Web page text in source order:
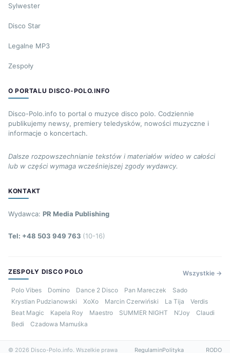
Sylwester
Disco Star
Legalne MP3
Zespoły
O PORTALU DISCO-POLO.INFO
Disco-Polo.info to portal o muzyce disco polo. Codziennie
publikujemy newsy, premiery teledysków, nowości muzyczne i
informacje o koncertach.
Dalsze rozpowszechnianie tekstów i materiałów wideo w całości
lub w części wymaga wcześniejszej zgody wydawcy.
KONTAKT
Wydawca: PR Media Publishing
Tel: +48 503 949 763 (10-16)
ZESPOŁY DISCO POLO Wszystkie →
Polo Vibes Domino Dance 2 Disco Pan Mareczek
Sado
Krystian Pudzianowski
XoXo Marcin Czerwiński La Tija
Verdis
Beat Magic
Kapela Roy Maestro SUMMER NIGHT N’Joy
Claudi
Bedi
Czadowa Mamuśka
© 2026 Disco-Polo.info. Wszelkie prawa RegulaminPolityka RODO